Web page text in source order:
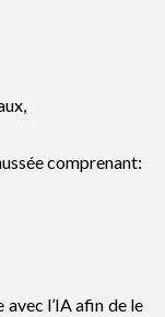
comprenant:
l’IA afin de le